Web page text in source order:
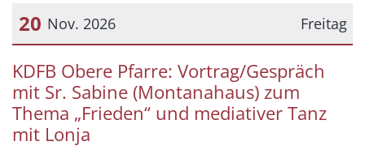
Freitag
20 Nov. 2026
Datum: 20. November 2026
KDFB Obere Pfarre: Vortrag/Gespräch
mit Sr. Sabine (Montanahaus) zum
Thema „Frieden“ und mediativer Tanz
mit Lonja